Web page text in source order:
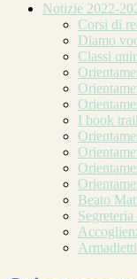
Notizie 2022-
Corsi di
Diamo
Classi
I book
Beato